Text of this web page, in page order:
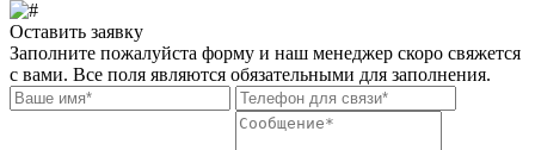
Оставить заявку
Заполните пожалуйста форму и наш менеджер скоро свяжется
с вами. Все поля являются обязательными для заполнения.